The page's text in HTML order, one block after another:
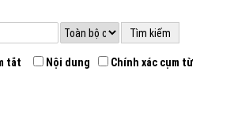
tắt Nội dung Chính xác cụm từ